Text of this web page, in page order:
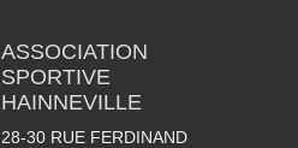
ASSOCIATION
SPORTIVE
HAINNEVILLE
28-30 RUE FERDINAND